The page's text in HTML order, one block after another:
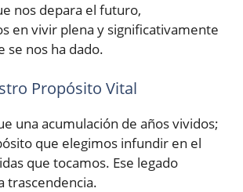
nos depara el futuro,
en vivir plena y significativamente
se nos ha dado.
Propósito Vital
una acumulación de años vividos;
que elegimos infundir en el
que tocamos. Ese legado
trascendencia.